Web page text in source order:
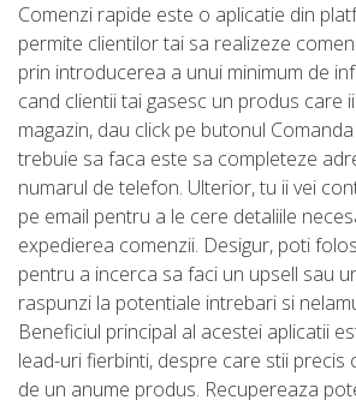
Comenzi rapide este o aplicatie din
permite clientilor tai sa realizeze
prin introducerea a unui minimum de
cand clientii tai gasesc un produs care
magazin, dau click pe butonul
trebuie sa faca este sa completeze
numarul de telefon. Ulterior, tu ii vei
pe email pentru a le cere detaliile
expedierea comenzii. Desigur, poti
pentru a incerca sa faci un upsell sau
raspunzi la potentiale intrebari si
Beneficiul principal al acestei aplicatii
lead-uri fierbinti, despre care stii precis
de un anume produs. Recupereaza